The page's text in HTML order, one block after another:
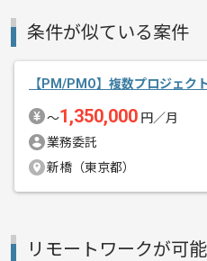
その他募集要項
商談
募集
作業
レバ
PMの
条件が似ている案件
【PM/PMO】複数プロジェク
〜1,350,000 円／月
業務委託
新橋（東京都）
リモートワークが可